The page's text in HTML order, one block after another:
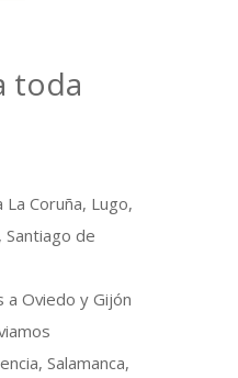
toda
La Coruña, Lugo,
de
a Oviedo y Gijón
Salamanca,